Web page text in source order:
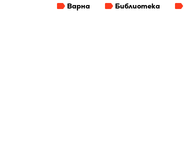
Варна Библиотека